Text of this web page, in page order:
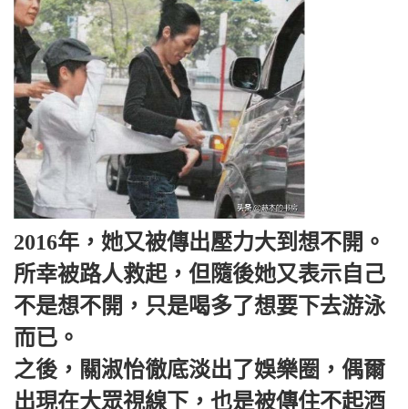
2016年，她又被傳出壓力大到想不開。
所幸被路人救起，但隨後她又表示自己
不是想不開，只是喝多了想要下去游泳
而已。
之後，關淑怡徹底淡出了娛樂圈，偶爾
出現在大眾視線下，也是被傳住不起酒